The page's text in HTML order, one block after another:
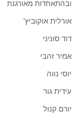
ובהתאחדות מאורגנת
אורלית אוקוביץ'
דוד סוניני
אמיר זהבי
יוסי נווה
עידית גור
יורם קנול